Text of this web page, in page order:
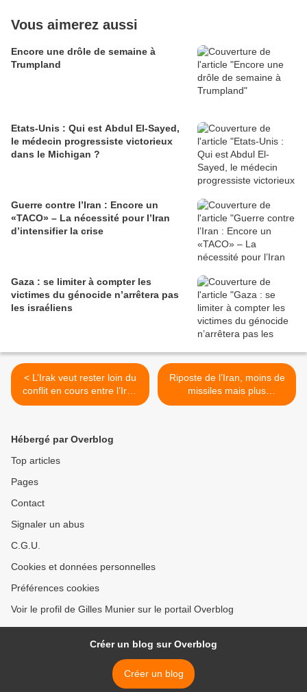
Vous aimerez aussi
Encore une drôle de semaine à
Trumpland
Etats-Unis : Qui est Abdul El-Sayed,
le médecin progressiste victorieux
dans le Michigan ?
Guerre contre l’Iran : Encore un
«TACO» – La nécessité pour l’Iran
d’intensifier la crise
Gaza : se limiter à compter les
victimes du génocide n’arrêtera pas
les israéliens
< L’Irak veut rester loin du
conflit en cours entre l’Iran
et Israël
Riposte de l’Iran, moins de
missiles mais plus
destructeurs >
Hébergé par Overblog
Top articles
Pages
Contact
Signaler un abus
C.G.U.
Cookies et données personnelles
Préférences cookies
Voir le profil de Gilles Munier sur le portail Overblog
Créer un blog sur Overblog
Créer un blog